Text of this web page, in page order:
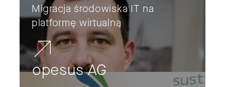
Migracja środowiska IT na
platformę wirtualną
opesus AG